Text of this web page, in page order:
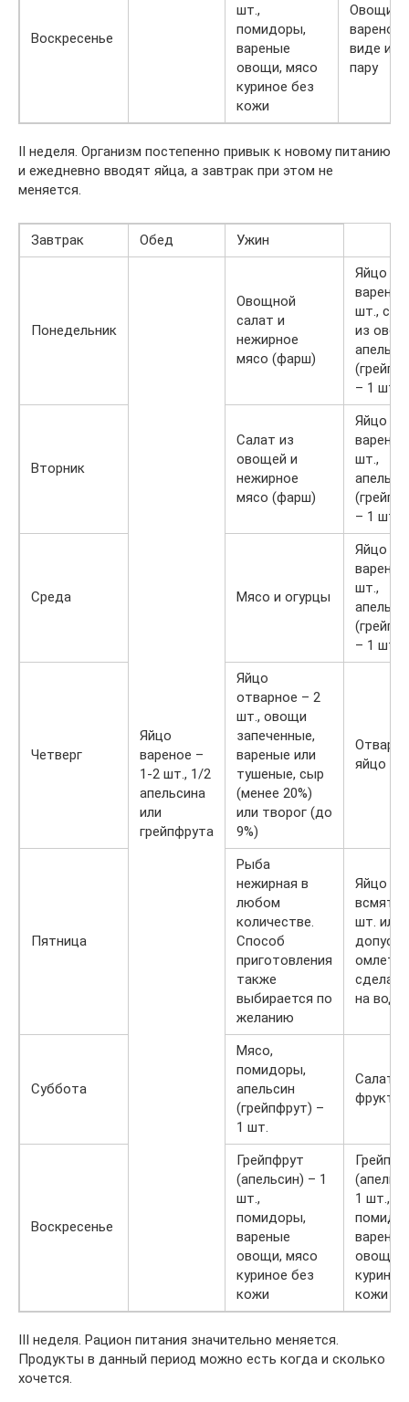
Воскресенье
шт.,
помидоры,
вареные
овощи, мясо
куриное без
кожи
Овощи в
вареном
виде или
пару
II неделя. Организм постепенно привык к новому питанию
и ежедневно вводят яйца, а завтрак при этом не
меняется.
Завтрак Обед Ужин
Понедельник
Яйцо
вареное –
1-2 шт., 1/2
апельсина
или
грейпфрута
Овощной
салат и
нежирное
мясо (фарш)
Яйцо
шт.,
из
– 1 шт.
Вторник
Салат из
овощей и
нежирное
мясо (фарш)
Яйцо
шт.,
– 1 шт.
Среда Мясо и огурцы
Яйцо
шт.,
– 1 шт.
Четверг
Яйцо
отварное – 2
шт., овощи
запеченные,
вареные или
тушеные, сыр
(менее 20%)
или творог (до
9%)
яйцо –
Пятница
Рыба
нежирная в
любом
количестве.
Способ
приготовления
также
выбирается по
желанию
Яйцо
шт. или
омлет,
на воде
Суббота
Мясо,
помидоры,
апельсин
(грейпфрут) –
1 шт.
Салат
фруктов
Воскресенье
Грейпфрут
(апельсин) – 1
шт.,
помидоры,
вареные
овощи, мясо
куриное без
кожи
1 шт.,
вареные
овощи,
кожи
III неделя. Рацион питания значительно меняется.
Продукты в данный период можно есть когда и сколько
хочется.